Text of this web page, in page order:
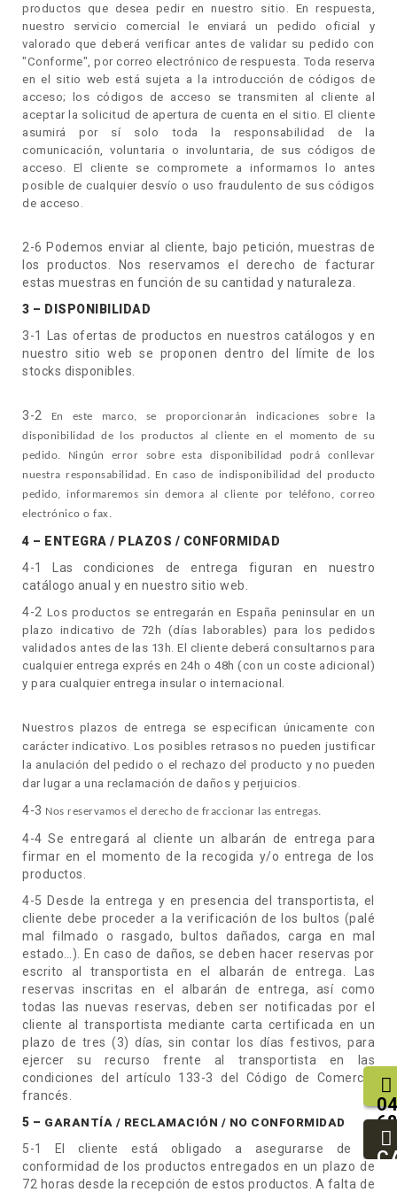
productos que desea pedir en nuestro sitio. En respuesta,
nuestro servicio comercial le enviará un pedido oficial y
valorado que deberá verificar antes de validar su pedido con
"Conforme", por correo electrónico de respuesta. Toda reserva
en el sitio web está sujeta a la introducción de códigos de
acceso; los códigos de acceso se transmiten al cliente al
aceptar la solicitud de apertura de cuenta en el sitio. El cliente
asumirá por sí solo toda la responsabilidad de la
comunicación, voluntaria o involuntaria, de sus códigos de
acceso. El cliente se compromete a informarnos lo antes
posible de cualquier desvío o uso fraudulento de sus códigos
de acceso.
2-6 Podemos enviar al cliente, bajo petición, muestras de
los productos. Nos reservamos el derecho de facturar
estas muestras en función de su cantidad y naturaleza.
3 – DISPONIBILIDAD
3-1 Las ofertas de productos en nuestros catálogos y en
nuestro sitio web se proponen dentro del límite de los
stocks disponibles.
3-2
En este marco, se proporcionarán indicaciones sobre la
disponibilidad de los productos al cliente en el momento de su
pedido. Ningún error sobre esta disponibilidad podrá conllevar
nuestra responsabilidad. En caso de indisponibilidad del producto
pedido, informaremos sin demora al cliente por teléfono, correo
electrónico o fax.
4 – ENTEGRA / PLAZOS / CONFORMIDAD
4-1 Las condiciones de entrega figuran en nuestro
catálogo anual y en nuestro sitio web.
4-2 Los productos se entregarán en España peninsular en un
plazo indicativo de 72h (días laborables) para los pedidos
validados antes de las 13h. El cliente deberá consultarnos para
cualquier entrega exprés en 24h o 48h (con un coste adicional)
y para cualquier entrega insular o internacional
Nuestros plazos de entrega se especifican únicamente con
carácter indicativo. Los posibles retrasos no pueden justificar
la anulación del pedido o el rechazo del producto y no pueden
dar lugar a una reclamación de daños y perjuicios.
4-3 Nos reservamos el derecho de fraccionar las entregas.
4-4 Se entregará al cliente un albarán de entrega para
firmar en el momento de la recogida y/o entrega de los
productos.
4-5 Desde la entrega y en presencia del transportista, el
cliente debe proceder a la verificación de los bultos (palé
mal filmado o rasgado, bultos dañados, carga en mal
estado…). En caso de daños, se deben hacer reservas por
escrito al transportista en el albarán de entrega. Las
reservas inscritas en el albarán de entrega, así como
todas las nuevas reservas, deben ser notificadas por el
cliente al transportista mediante carta certificada en un
plazo de tres (3) días, sin contar los días festivos, para
ejercer su recurso frente al transportista en las
condiciones del artículo 133-3 del Código de Comercio
francés.
5 – GARANTÍA / RECLAMACIÓN / NO CONFORMIDAD
5-1 El cliente está obligado a asegurarse de la
conformidad de los productos entregados en un plazo de
72 horas desde la recepción de estos productos. A falta de
04
68
25
93